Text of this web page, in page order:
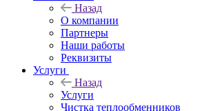
Назад
О компании
Партнеры
Наши работы
Реквизиты
Услуги
Назад
Услуги
Чистка теплообменников